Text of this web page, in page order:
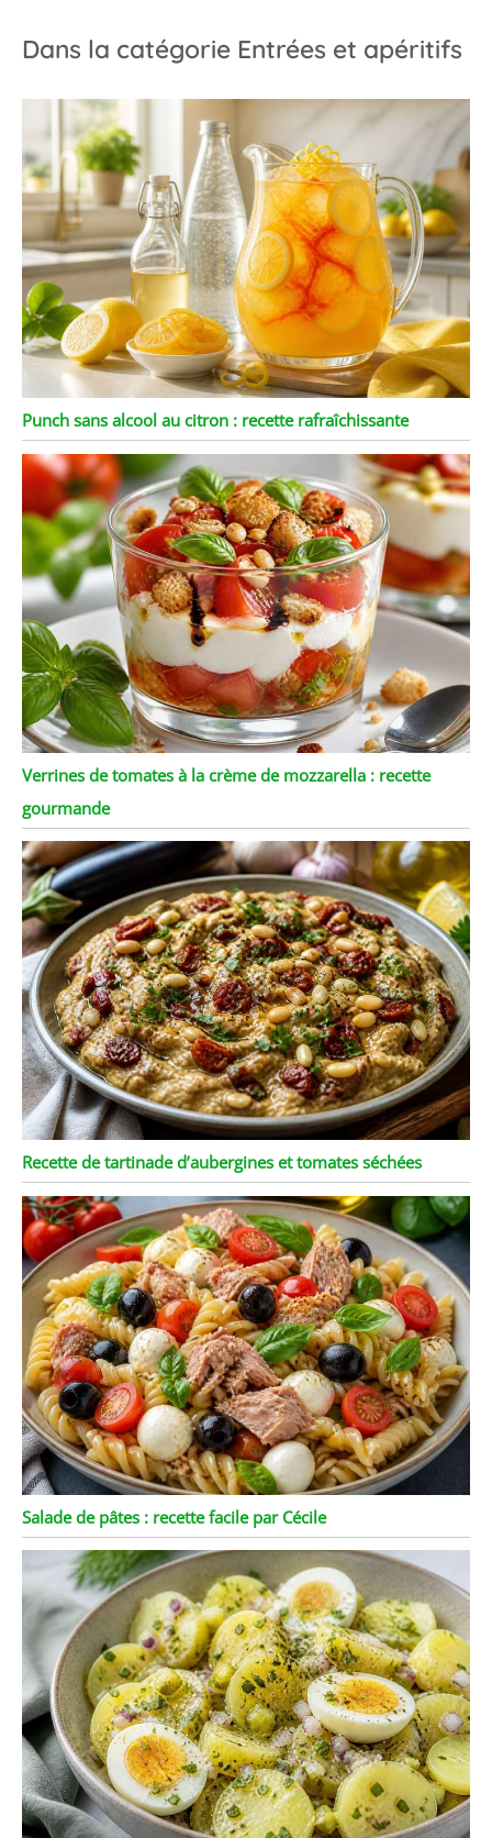
Dans la catégorie Entrées et apéritifs
Punch sans alcool au citron : recette rafraîchissante
Verrines de tomates à la crème de mozzarella : recette
gourmande
Recette de tartinade d’aubergines et tomates séchées
Salade de pâtes : recette facile par Cécile